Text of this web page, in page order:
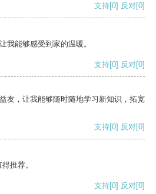
支持[0] 反对[0]
我能够感受到家的温暖。
支持[0] 反对[0]
友，让我能够随时随地学习新知识，拓宽
支持[0] 反对[0]
推荐。
支持[0] 反对[0]